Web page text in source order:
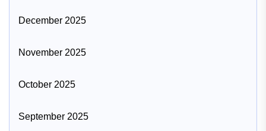
December 2025
November 2025
October 2025
September 2025